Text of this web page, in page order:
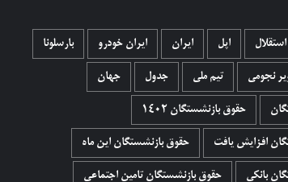
استقلال اپل ایران ایران خودرو بارسلونا
نجومی تیم ملی جدول جهان
حقوق بازنشستگان 1402
افزایش یافت حقوق بازنشستگان این ماه
بانکی حقوق بازنشستگان تامین اجتماعی